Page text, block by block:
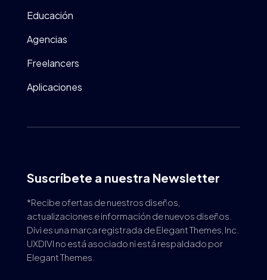
Educación
Agencias
Freelancers
Aplicaciones
Suscríbete a nuestra Newsletter
*Recibe ofertas de nuestros diseños,
actualizaciones e información de nuevos diseños.
Divi es una marca registrada de Elegant Themes, Inc.
UXDIVI no está asociado ni está respaldado por
Elegant Themes.